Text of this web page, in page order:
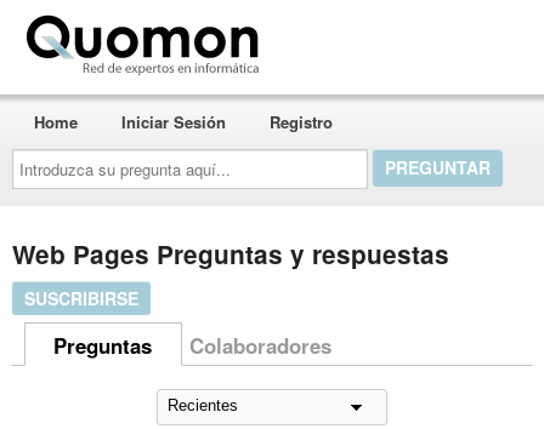
Introduzca
su
pregunta
aquí...
Home Iniciar Sesión Registro
Web Pages Preguntas y respuestas
SUSCRIBIRSE
Preguntas Colaboradores